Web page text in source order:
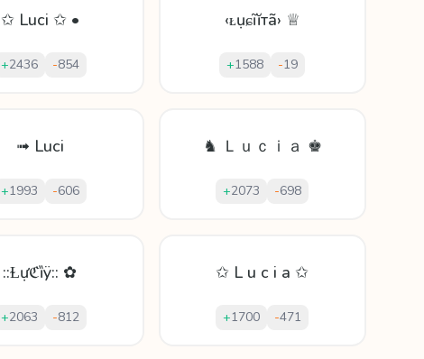
✩ Luci ✩ •
+2436 -854
‹ᴌụɕĩĭтã› ♕
+1588 -19
➟ Luci
+1993 -606
♞ Ｌｕｃｉａ ♚
+2073 -698
::Ɫựℭȉÿ:: ✿
+2063 -812
✩ L u c i a ✩
+1700 -471